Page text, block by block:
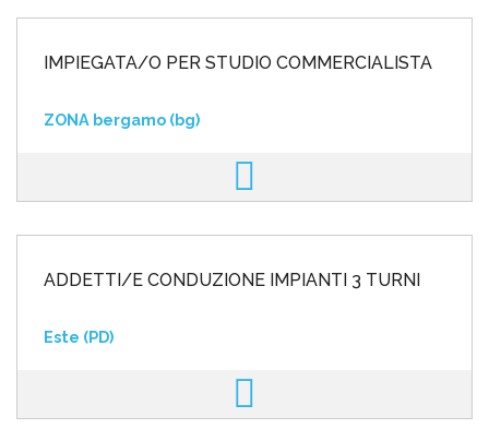
IMPIEGATA/O PER STUDIO COMMERCIALISTA
ZONA bergamo (bg)
ADDETTI/E CONDUZIONE IMPIANTI 3 TURNI
Este (PD)